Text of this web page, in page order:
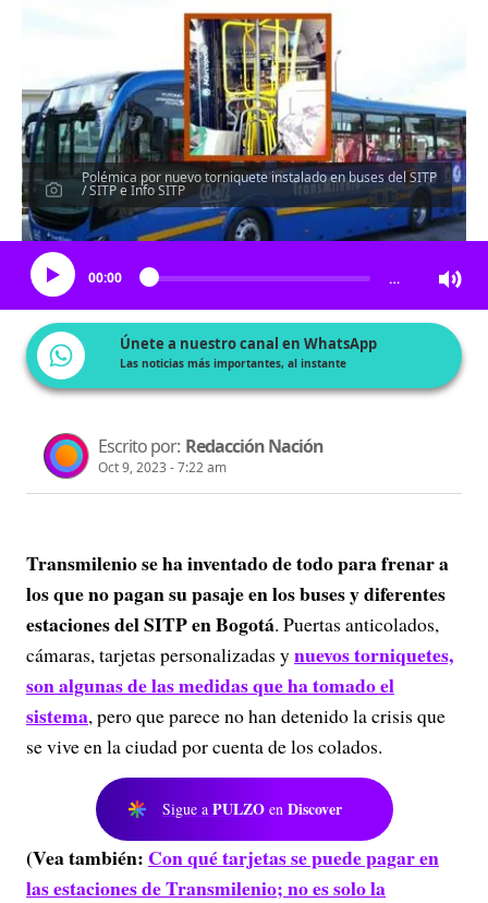
Polémica por nuevo torniquete instalado en buses del SITP
/ SITP e Info SITP
Escucha el artículo
00:00 …
Únete a nuestro canal en WhatsApp
Las noticias más importantes, al instante
Escrito por: Redacción Nación
Oct 9, 2023 - 7:22 am
Transmilenio se ha inventadode todo para frenar a
los que no pagan su pasaje en los buses y diferentes
estaciones del SITP en Bogotá. Puertas anticolados,
cámaras, tarjetas personalizadas ynuevos torniquetes,
son algunas de las medidas que ha tomado el
sistema, pero que parece no han detenido la crisis que
se vive en la ciudad por cuenta de los colados.
Sigue a PULZO en Discover
(Vea también: Con qué tarjetas se puede pagar en
las estaciones de Transmilenio; no es solo la